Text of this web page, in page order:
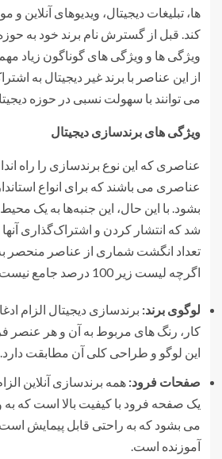
ها، تبلیغات دیجیتال، ویدیوهای آنلاین و
کند. قبل از گسترش نام برند خود به
ویژگی ها و ویژگی های گوناگون زیاد
از این عناصر با برند غیر دیجیتال به
می توانند با سهولت نسبی در حوزه
ویژگی های برندسازی دیجیتال
عناصری که این نوع برندسازی را راه
عناصری می باشند که برای انواع
بشود. با این حال، این جنبه‌ها به یک
شد که انتشار کردن و اشتراک‌گذاری
تعداد انگشت شماری از عناصر منحصر به
اگرچه لیست زیر 100 درصد جامع نیست:
لوگوی برند: برندسازی دیجیتال الزام
کار، رنگ های مربوط به آن و هر عنصر
این لوگو و طراحی کلی آن مطابقت دارد.
صفحات فرود: همه برندسازی آنلاین
یک صفحه فرود با کیفیت بالا است که
می بشود که به راحتی قابل پیمایش است
آموزنده است.